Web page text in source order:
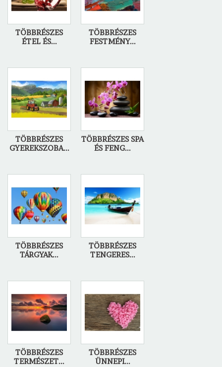
TÖBBRÉSZES
ÉTEL ÉS...
TÖBBRÉSZES
FESTMÉNY...
TÖBBRÉSZES
GYEREKSZOBA...
TÖBBRÉSZES SPA
ÉS FENG...
TÖBBRÉSZES
TÁRGYAK...
TÖBBRÉSZES
TENGERES...
TÖBBRÉSZES
TERMÉSZET...
TÖBBRÉSZES
ÜNNEPI...